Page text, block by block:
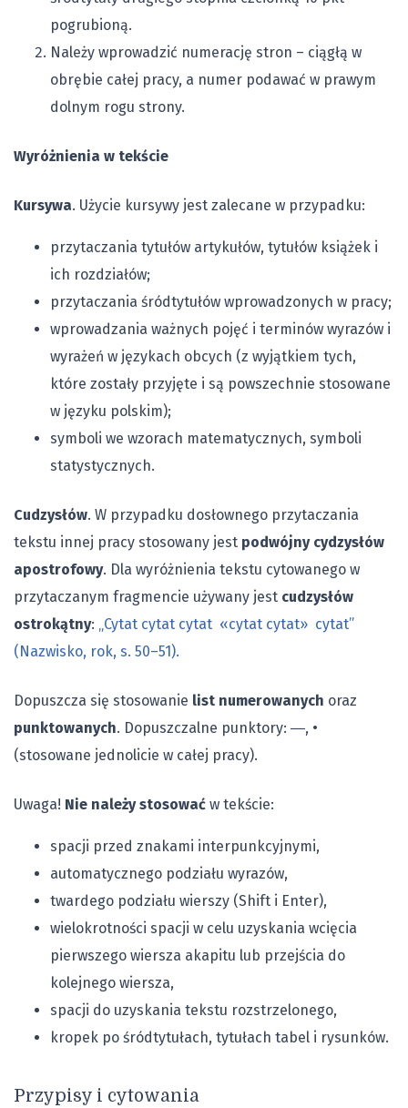
pogrubioną.
Należy wprowadzić numerację stron – ciągłą w
obrębie całej pracy, a numer podawać w prawym
dolnym rogu strony.
Wyróżnienia w tekście
Kursywa. Użycie kursywy jest zalecane w przypadku:
przytaczania tytułów artykułów, tytułów książek i
ich rozdziałów;
przytaczania śródtytułów wprowadzonych w pracy;
wprowadzania ważnych pojęć i terminów wyrazów i
wyrażeń w językach obcych (z wyjątkiem tych,
które zostały przyjęte i są powszechnie stosowane
w języku polskim);
symboli we wzorach matematycznych, symboli
statystycznych.
Cudzysłów. W przypadku dosłownego przytaczania
tekstu innej pracy stosowany jest podwójny cydzysłów
apostrofowy. Dla wyróżnienia tekstu cytowanego w
przytaczanym fragmencie używany jest cudzysłów
ostrokątny: „Cytat cytat cytat «cytat cytat» cytat”
(Nazwisko, rok, s. 50–51).
Dopuszcza się stosowanie list numerowanych oraz
punktowanych. Dopuszczalne punktory: ―, •
(stosowane jednolicie w całej pracy).
Uwaga! Nie należy stosować w tekście:
spacji przed znakami interpunkcyjnymi,
automatycznego podziału wyrazów,
twardego podziału wierszy (Shift i Enter),
wielokrotności spacji w celu uzyskania wcięcia
pierwszego wiersza akapitu lub przejścia do
kolejnego wiersza,
spacji do uzyskania tekstu rozstrzelonego,
kropek po śródtytułach, tytułach tabel i rysunków.
Przypisy i cytowania